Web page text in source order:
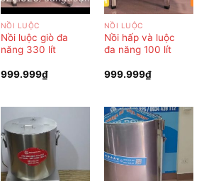
NỒI LUỘC
Nồi luộc giò đa
năng 330 lít
999.999₫
NỒI LUỘC
Nồi hấp và luộc
đa năng 100 lít
999.999₫